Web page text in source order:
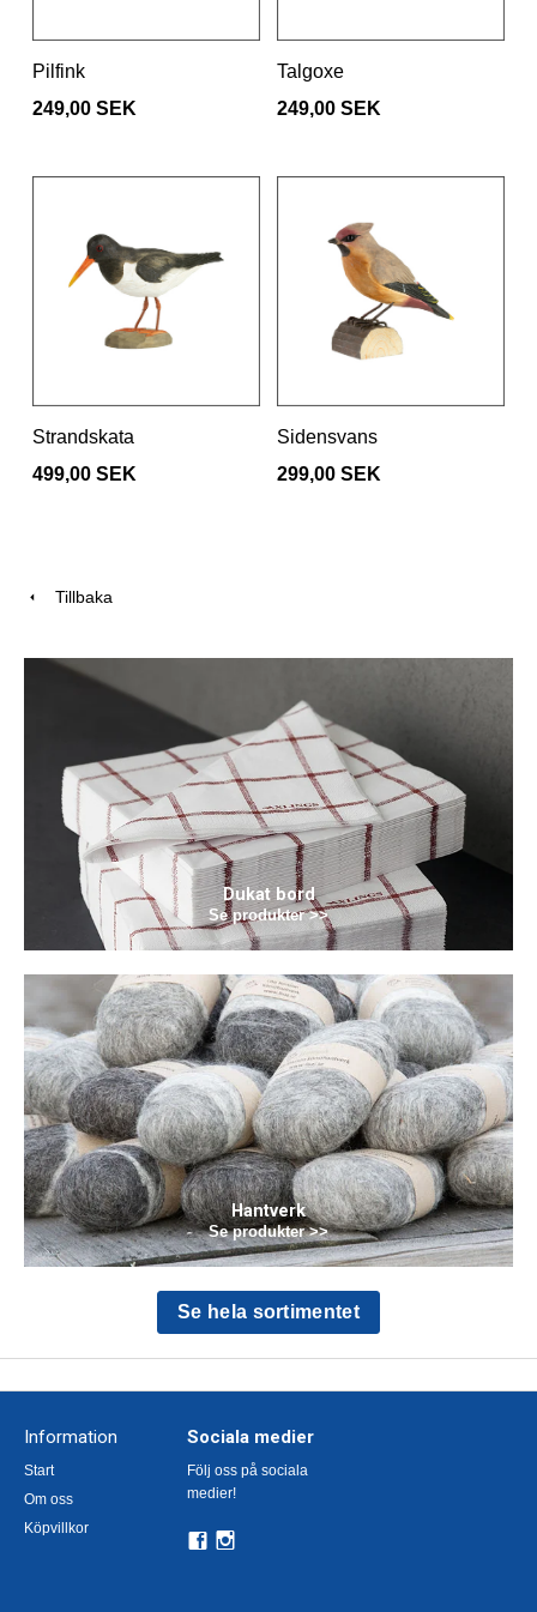
Pilfink
249,00 SEK
Talgoxe
249,00 SEK
Strandskata
499,00 SEK
Sidensvans
299,00 SEK
Tillbaka
Dukat bord
Se produkter >>
Hantverk
Se produkter >>
Se hela sortimentet
Information
Start
Om oss
Köpvillkor
Sociala medier
Följ oss på sociala
medier!